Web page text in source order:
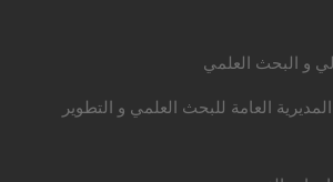
و البحث العلمي
العامة للبحث العلمي و التطوير